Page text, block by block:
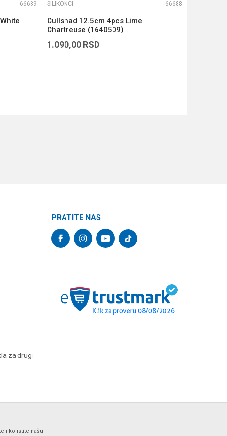
66689 SILIKONCI 66688
Cullshad 12.5cm 4pcs Lime
Chartreuse (1640509)
1.090,00 RSD
za drugi
PRATITE NAS
i koristite našu